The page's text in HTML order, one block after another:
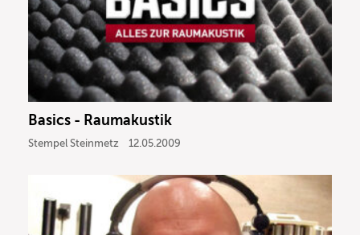
Basics - Raumakustik
Stempel Steinmetz 12.05.2009